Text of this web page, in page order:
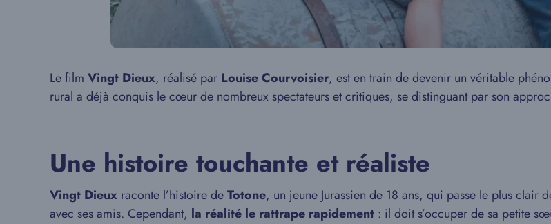
Le film Vingt Dieux, réalisé par Louise Courvoisier, est en train de devenir un véritable
rural a déjà conquis le cœur de nombreux spectateurs et critiques, se distinguant par son
Une histoire touchante et réaliste
Vingt Dieux raconte l’histoire deTotone, un jeune Jurassien de 18 ans, qui passe le plus clair
avec ses amis. Cependant, la réalité le rattrape rapidement : il doit s’occuper de sa petite